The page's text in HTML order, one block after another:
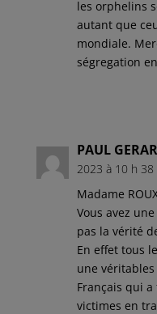
les orphelins
autant que
mondiale.
ségregation
PAUL
2023 à 10 h 38
Madame
Vous avez
pas la vérité
En effet tous
une véritables
Français qui
victimes en